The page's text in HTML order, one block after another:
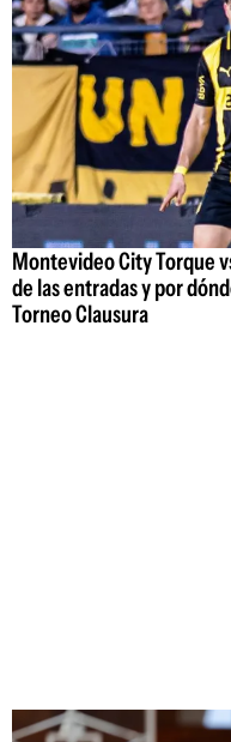
Montevideo City Torque
de las entradas y por
Torneo Clausura